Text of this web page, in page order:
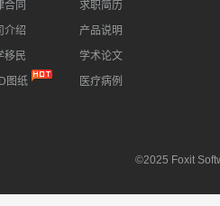
合同
介绍
移民
图纸
求职简历
产品说明
学术论文
医疗病例
©2025 Foxit